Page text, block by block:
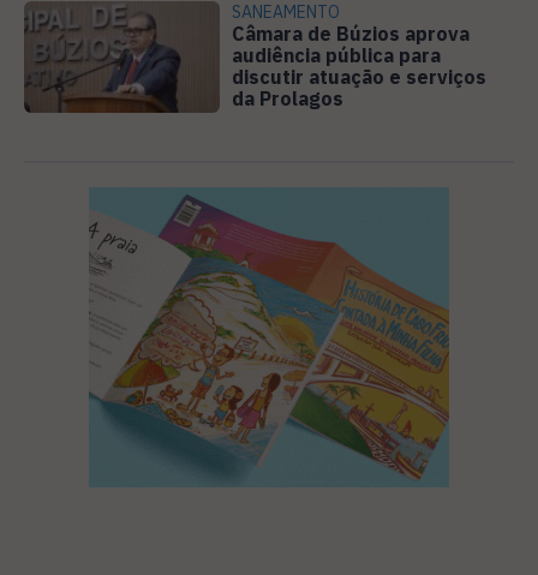
SANEAMENTO
Câmara de Búzios aprova
audiência pública para
discutir atuação e serviços
da Prolagos